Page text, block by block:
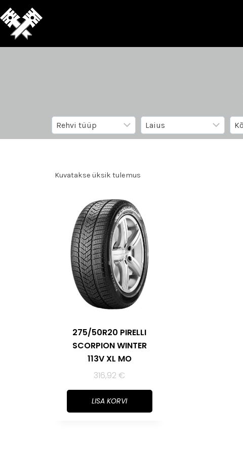
Kuvatakse üksik tulemus
275/50R20 PIRELLI
SCORPION WINTER
113V XL MO
316,92€
LISA KORVI